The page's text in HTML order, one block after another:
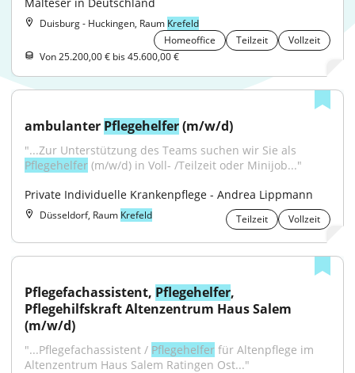
Duisburg - Huckingen, Raum Krefeld
Homeoffice
Teilzeit
Vollzeit
Von 25.200,00 € bis 45.600,00 €
ambulanter Pflegehelfer (m/w/d)
Pflegehelfer (m/w/d) in Voll- /Teilzeit oder Minijob..."
Private Individuelle Krankenpflege - Andrea Lippmann
Düsseldorf, Raum Krefeld Teilzeit Vollzeit
Pflegefachassistent, Pflegehelfer,
Pflegehilfskraft Altenzentrum Haus Salem
(m/w/d)
"...Pflegefachassistent / Pflegehelfer für Altenpflege im
Altenzentrum Haus Salem Ratingen Ost..."